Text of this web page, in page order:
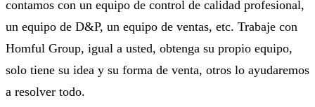
contamos con un equipo de control de calidad profesional,
un equipo de D&P, un equipo de ventas, etc. Trabaje con
Homful Group, igual a usted, obtenga su propio equipo,
solo tiene su idea y su forma de venta, otros lo ayudaremos
a resolver todo.